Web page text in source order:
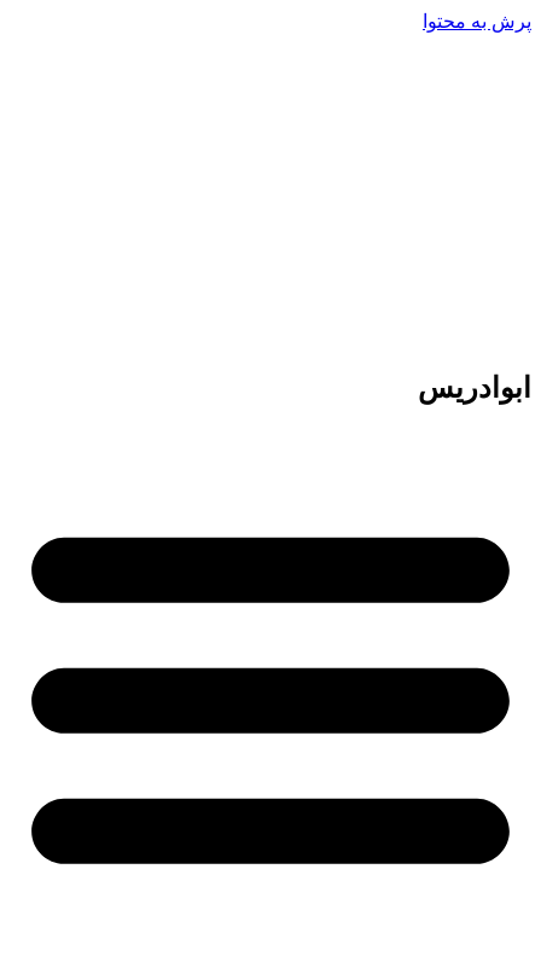
پرش به محتوا
ابوادریس